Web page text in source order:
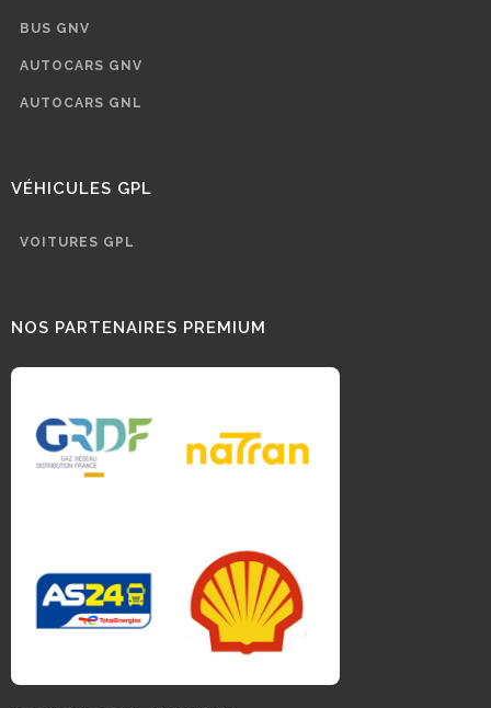
BUS GNV
AUTOCARS GNV
AUTOCARS GNL
VÉHICULES GPL
VOITURES GPL
NOS PARTENAIRES PREMIUM